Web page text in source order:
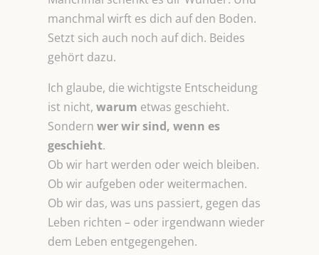
manchmal wirft es dich auf den Boden.
Setzt sich auch noch auf dich. Beides
gehört dazu.
Ich glaube, die wichtigste Entscheidung
ist nicht,warum etwas geschieht.
Sondernwer wir sind, wenn es
geschieht.
Ob wir hart werden oder weich bleiben.
Ob wir aufgeben oder weitermachen.
Ob wir das, was uns passiert, gegen das
Leben richten – oder irgendwann wieder
dem Leben entgegengehen.